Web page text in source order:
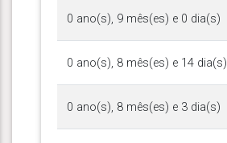
0 ano(s), 9 mês(es) e 0 dia(s)
0 ano(s), 8 mês(es) e 14 dia(s)
0 ano(s), 8 mês(es) e 3 dia(s)